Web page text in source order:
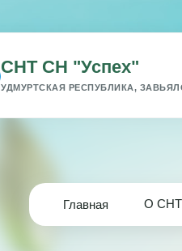
СНТ СН "Успех"
УДМУРТСКАЯ РЕСПУБЛИКА,
Главная О СНТ